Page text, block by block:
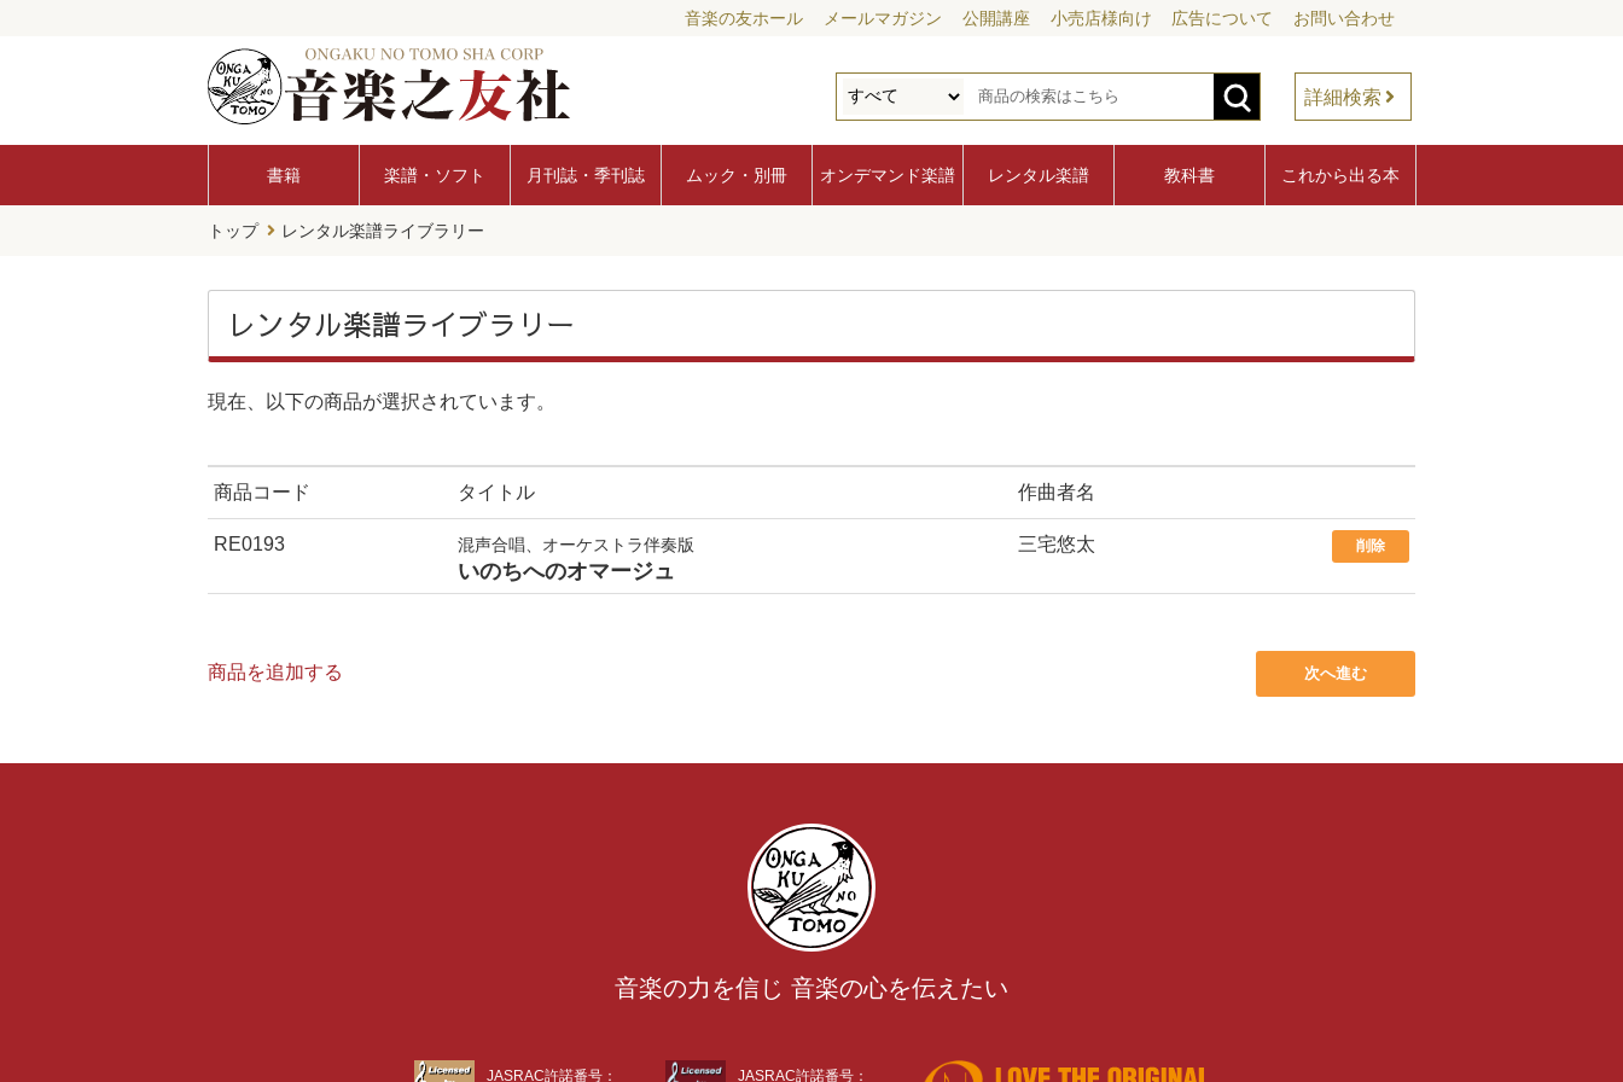
音楽の友ホール メールマガジン 公開講座 小売店様向け 広告について お問い合わせ
詳細検索
書籍 楽譜・ソフト 月刊誌・季刊誌 ムック・別冊 オンデマンド楽譜 レンタル楽譜 教科書 これから出る本
トップ レンタル楽譜ライブラリー
レンタル楽譜ライブラリー
現在、以下の商品が選択されています。
商品コード タイトル 作曲者名
RE0193 混声合唱、オーケストラ伴奏版
いのちへのオマージュ
三宅悠太 削除
商品を追加する 次へ進む
音楽の力を信じ 音楽の心を伝えたい
JASRAC許諾番号： JASRAC許諾番号：